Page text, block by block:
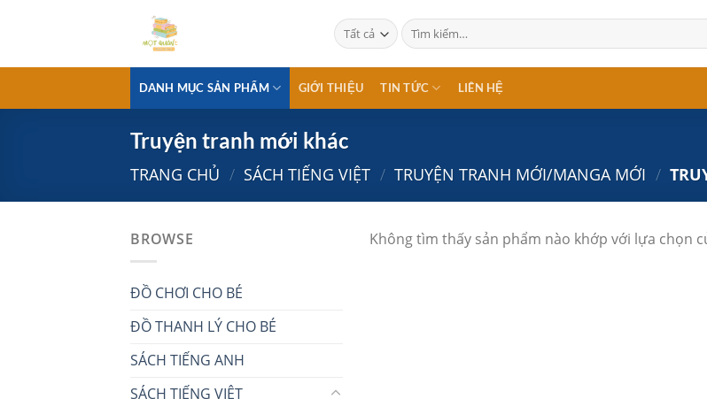
Tìm
kiếm:
DANH MỤC SẢN PHẨM GIỚI THIỆU TIN TỨC LIÊN HỆ
Truyện tranh mới khác
TRANG CHỦ / SÁCH TIẾNG VIỆT / TRUYỆN TRANH MỚI/MANGA MỚI /
BROWSE
ĐỒ CHƠI CHO BÉ
ĐỒ THANH LÝ CHO BÉ
SÁCH TIẾNG ANH
SÁCH TIẾNG VIỆT
Không tìm thấy sản phẩm nào khớp với lựa chọn